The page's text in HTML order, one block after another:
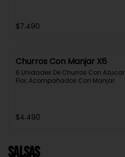
$7.490
Churros Con Manjar X6
6 Unidades De Churros Con Azucar
Flor, Acompañados Con Manjar.
$4.490
Salsas